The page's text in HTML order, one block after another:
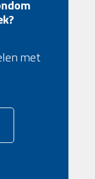
met